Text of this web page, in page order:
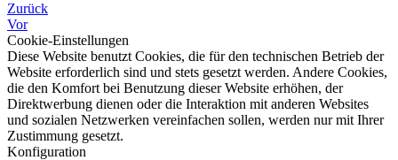
Zurück
Vor
Cookie-Einstellungen
Diese Website benutzt Cookies, die für den technischen Betrieb der
Website erforderlich sind und stets gesetzt werden. Andere Cookies,
die den Komfort bei Benutzung dieser Website erhöhen, der
Direktwerbung dienen oder die Interaktion mit anderen Websites
und sozialen Netzwerken vereinfachen sollen, werden nur mit Ihrer
Zustimmung gesetzt.
Konfiguration